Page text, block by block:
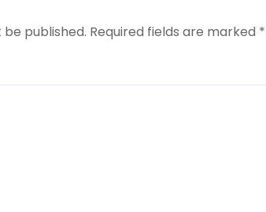
published. Required fields are marked *